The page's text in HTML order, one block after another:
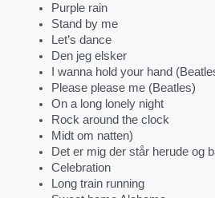
Purple rain
Stand by me
Let’s dance
Den jeg elsker
I wanna hold your hand
Please please me (Beatles)
On a long lonely night
Rock around the clock
Midt om natten)
Det er mig der står herude og
Celebration
Long train running